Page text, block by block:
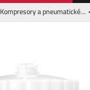
Kompresory a pneumatické…